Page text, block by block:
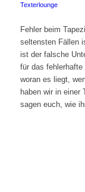
Texterlounge
Fehler beim
seltensten Fällen
ist der falsche
für das fehlerhafte
woran es liegt,
haben wir in einer
sagen euch, wie